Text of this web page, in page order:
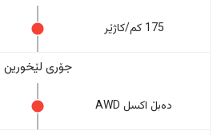
175 کم/کاژێر
جۆری لێخورین
دەبڵ اکسل AWD